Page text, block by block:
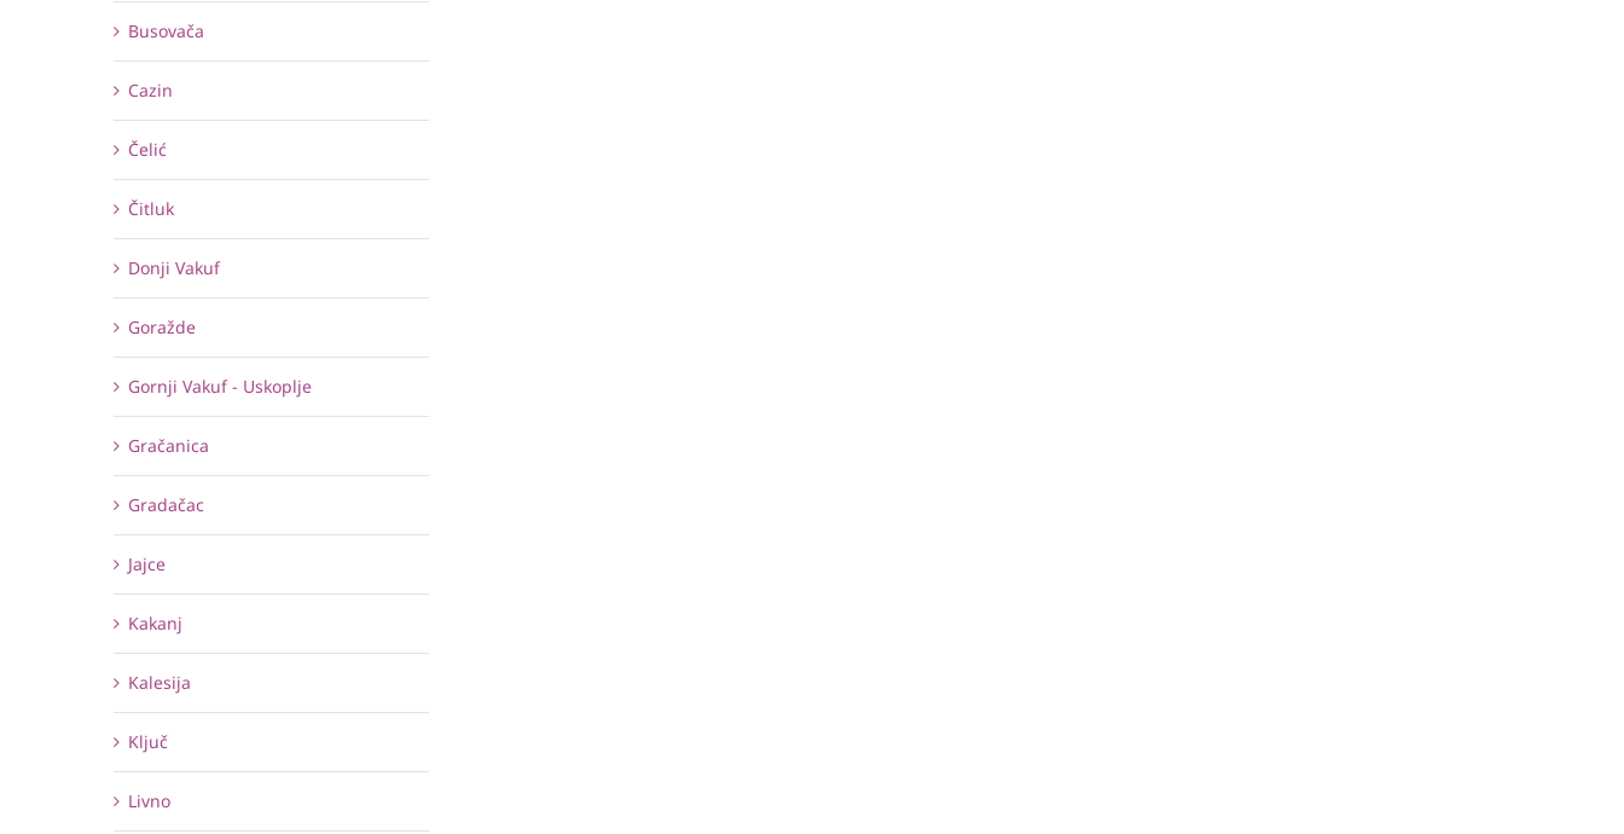
Busovača
Cazin
Čelić
Čitluk
Donji Vakuf
Goražde
Gornji Vakuf - Uskoplje
Gračanica
Gradačac
Jajce
Kakanj
Kalesija
Ključ
Livno